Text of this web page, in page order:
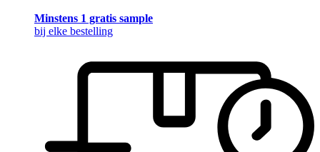
Minstens 1 gratis sample
bij elke bestelling